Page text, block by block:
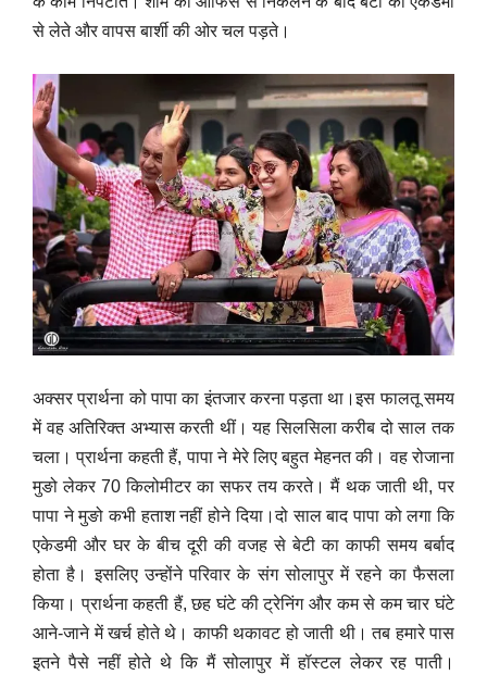
से लेते और वापस बार्शी की ओर चल पड़ते।
अक्सर प्रार्थना को पापा का इंतजार करना पड़ता था।इस फालतू समय
में वह अतिरिक्त अभ्यास करती थीं। यह सिलसिला करीब दो साल तक
चला। प्रार्थना कहती हैं, पापा ने मेरे लिए बहुत मेहनत की। वह रोजाना
मुङो लेकर 70 किलोमीटर का सफर तय करते। मैं थक जाती थी, पर
पापा ने मुङो कभी हताश नहीं होने दिया।दो साल बाद पापा को लगा कि
एकेडमी और घर के बीच दूरी की वजह से बेटी का काफी समय बर्बाद
होता है। इसलिए उन्होंने परिवार के संग सोलापुर में रहने का फैसला
किया। प्रार्थना कहती हैं, छह घंटे की ट्रेनिंग और कम से कम चार घंटे
आने-जाने में खर्च होते थे। काफी थकावट हो जाती थी। तब हमारे पास
इतने पैसे नहीं होते थे कि मैं सोलापुर में हॉस्टल लेकर रह पाती।